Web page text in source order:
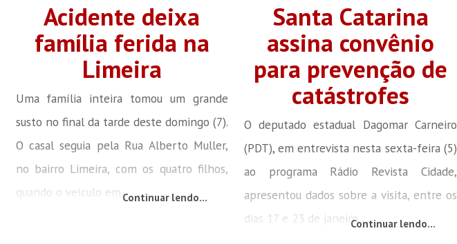
Acidente deixa
família ferida na
Limeira
Uma família inteira tomou um grande
susto no final da tarde deste domingo (7).
O casal seguia pela Rua Alberto Muller,
no bairro Limeira, com os quatro filhos,
quando o veículo em...Continuar lendo...
Santa Catarina
assina convênio
para prevenção de
catástrofes
O deputado estadual Dagomar Carneiro
(PDT), em entrevista nesta sexta-feira (5)
ao programa Rádio Revista Cidade,
apresentou dados sobre a visita, entre os
dias 17 e 23 de janeiro,...Continuar lendo...